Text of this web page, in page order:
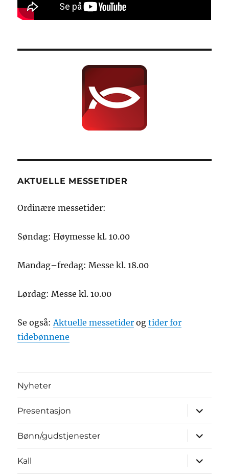
AKTUELLE MESSETIDER
Ordinære messetider:
Søndag: Høymesse kl. 10.00
Mandag–fredag: Messe kl. 18.00
Lørdag: Messe kl. 10.00
Se også:Aktuelle messetider ogtider for
tidebønnene
Nyheter
Presentasjon
Utvid
Bønn/gudstjenester
Utvid
Kall
Utvid